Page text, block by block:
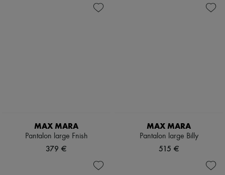
MAX MARA
Pantalon large Fnish
379 €
MAX MARA
Pantalon large Billy
515 €